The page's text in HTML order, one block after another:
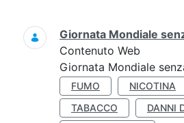
Ricerca
Giornata Mondiale
Contenuto Web
Giornata Mondiale
FUMO NICOTINA
TABACCO
DANNI